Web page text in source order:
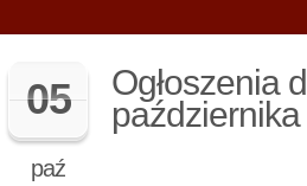
05
paź
Ogłoszenia
października